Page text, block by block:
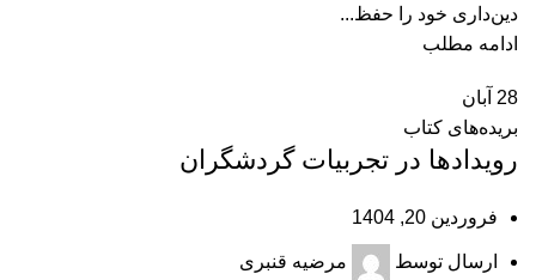
دین‌داری خود را حفظ...
ادامه مطلب
28 آبان
بریده‌های کتاب
رویدادها در تجربیات گردشگران
فروردین 20, 1404
ارسال توسط مرضیه قنبری